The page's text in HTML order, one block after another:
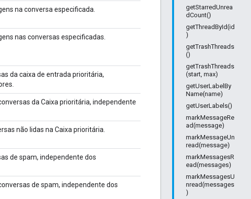
getStarredUnrea
dCount()
getThreadById(id
)
getTrashThreads
()
getTrashThreads
(start, max)
getUserLabelBy
Name(name)
getUserLabels()
markMessageRe
ad(message)
markMessageUn
read(message)
markMessagesR
ead(messages)
markMessagesU
nread(messages
)
na conversa especificada.
nas conversas especificadas.
da caixa de entrada prioritária,
da Caixa prioritária, independente
não lidas na Caixa prioritária.
de spam, independente dos
de spam, independente dos